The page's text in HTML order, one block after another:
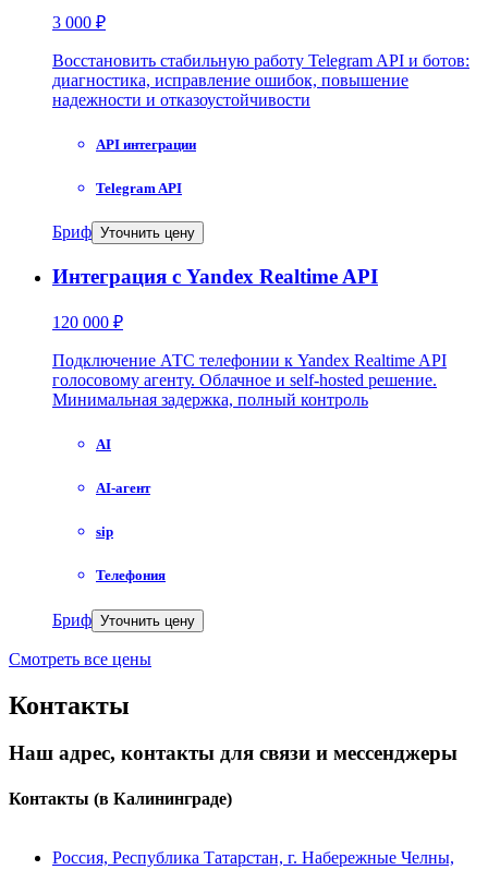
3 000 ₽
Восстановить стабильную работу Telegram API и ботов:
диагностика, исправление ошибок, повышение
надежности и отказоустойчивости
API интеграции
Telegram API
Бриф Уточнить цену
Интеграция с Yandex Realtime API
120 000 ₽
Подключение АТС телефонии к Yandex Realtime API
голосовому агенту. Облачное и self-hosted решение.
Минимальная задержка, полный контроль
AI
AI-агент
sip
Телефония
Бриф Уточнить цену
Смотреть все цены
Контакты
Наш адрес, контакты для связи и мессенджеры
Контакты (в Калининграде)
Россия, Республика Татарстан, г. Набережные Челны,